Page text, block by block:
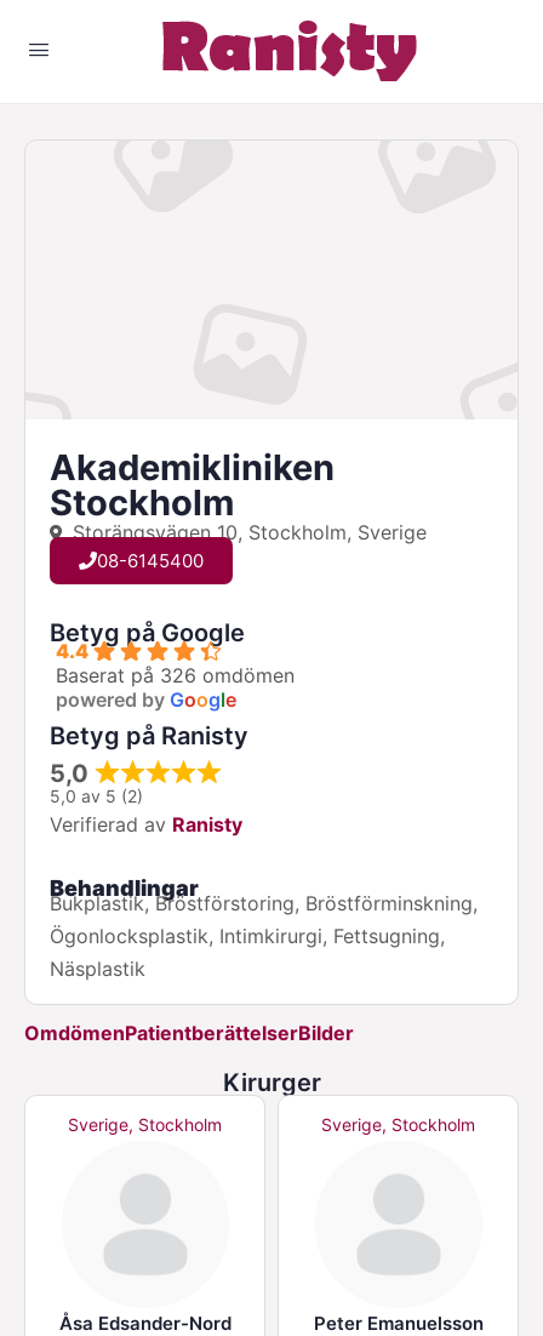
Akademikliniken
Stockholm
Storängsvägen 10, Stockholm, Sverige
08-6145400
Betyg på Google
4.4
Baserat på 326 omdömen
powered by Google
Betyg på Ranisty
5,0
5,0 av 5 (2)
Verifierad av Ranisty
Behandlingar
Bukplastik, Bröstförstoring, Bröstförminskning,
Ögonlocksplastik, Intimkirurgi, Fettsugning,
Näsplastik
OmdömenPatientberättelserBilder
Kirurger
Sverige, Stockholm
Åsa Edsander-Nord
Sverige, Stockholm
Peter Emanuelsson